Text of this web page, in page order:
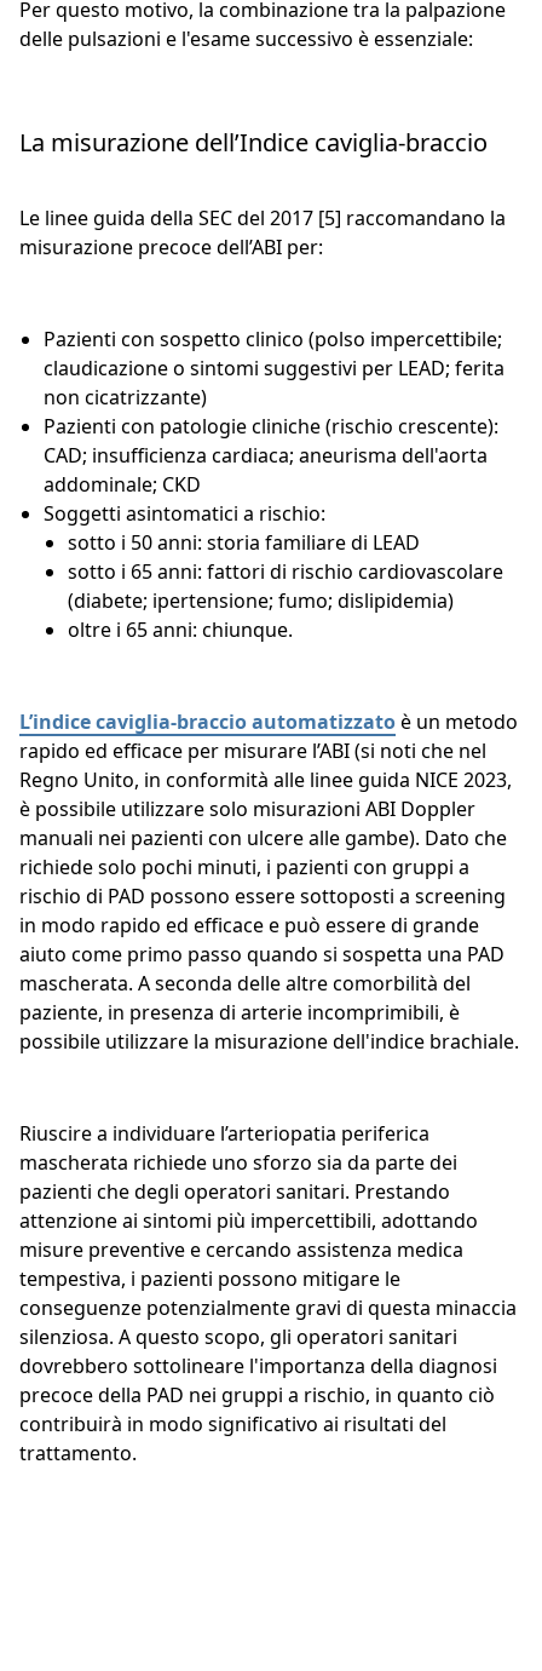
Per questo motivo, la combinazione tra la palpazione
delle pulsazioni e l'esame successivo è essenziale:
La misurazione dell’Indice caviglia-braccio
Le linee guida della SEC del 2017 [5] raccomandano la
misurazione precoce dell’ABI per:
Pazienti con sospetto clinico (polso impercettibile;
claudicazione o sintomi suggestivi per LEAD; ferita
non cicatrizzante)
Pazienti con patologie cliniche (rischio crescente):
CAD; insufficienza cardiaca; aneurisma dell'aorta
addominale; CKD
Soggetti asintomatici a rischio:
sotto i 50 anni: storia familiare di LEAD
sotto i 65 anni: fattori di rischio cardiovascolare
(diabete; ipertensione; fumo; dislipidemia)
oltre i 65 anni: chiunque.
L’indice caviglia-braccio automatizzatoè un metodo
rapido ed efficace per misurare l’ABI (si noti che nel
Regno Unito, in conformità alle linee guida NICE 2023,
è possibile utilizzare solo misurazioni ABI Doppler
manuali nei pazienti con ulcere alle gambe). Dato che
richiede solo pochi minuti, i pazienti con gruppi a
rischio di PAD possono essere sottoposti a screening
in modo rapido ed efficace e può essere di grande
aiuto come primo passo quando si sospetta una PAD
mascherata. A seconda delle altre comorbilità del
paziente, in presenza di arterie incomprimibili, è
possibile utilizzare la misurazione dell'indice brachiale.
Riuscire a individuare l’arteriopatia periferica
mascherata richiede uno sforzo sia da parte dei
pazienti che degli operatori sanitari. Prestando
attenzione ai sintomi più impercettibili, adottando
misure preventive e cercando assistenza medica
tempestiva, i pazienti possono mitigare le
conseguenze potenzialmente gravi di questa minaccia
silenziosa. A questo scopo, gli operatori sanitari
dovrebbero sottolineare l'importanza della diagnosi
precoce della PAD nei gruppi a rischio, in quanto ciò
contribuirà in modo significativo ai risultati del
trattamento.